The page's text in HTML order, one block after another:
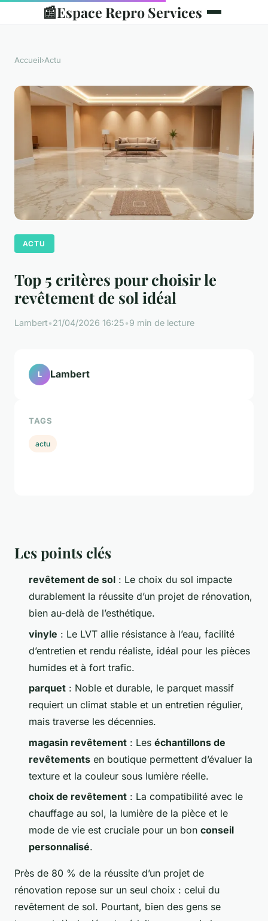
📰Espace Repro Services
Accueil›Actu
ACTU
Top 5 critères pour choisir le
revêtement de sol idéal
Lambert•21/04/2026 16:25•9 min de lecture
Les points clés
revêtement de sol : Le choix du sol impacte
durablement la réussite d’un projet de rénovation,
bien au-delà de l’esthétique.
vinyle : Le LVT allie résistance à l’eau, facilité
d’entretien et rendu réaliste, idéal pour les pièces
humides et à fort trafic.
parquet : Noble et durable, le parquet massif
requiert un climat stable et un entretien régulier,
mais traverse les décennies.
magasin revêtement : Les échantillons de
revêtements en boutique permettent d’évaluer la
texture et la couleur sous lumière réelle.
choix de revêtement : La compatibilité avec le
chauffage au sol, la lumière de la pièce et le
mode de vie est cruciale pour un bon conseil
personnalisé.
Près de 80 % de la réussite d’un projet de
rénovation repose sur un seul choix : celui du
revêtement de sol. Pourtant, bien des gens se
L Lambert
TAGS
actu